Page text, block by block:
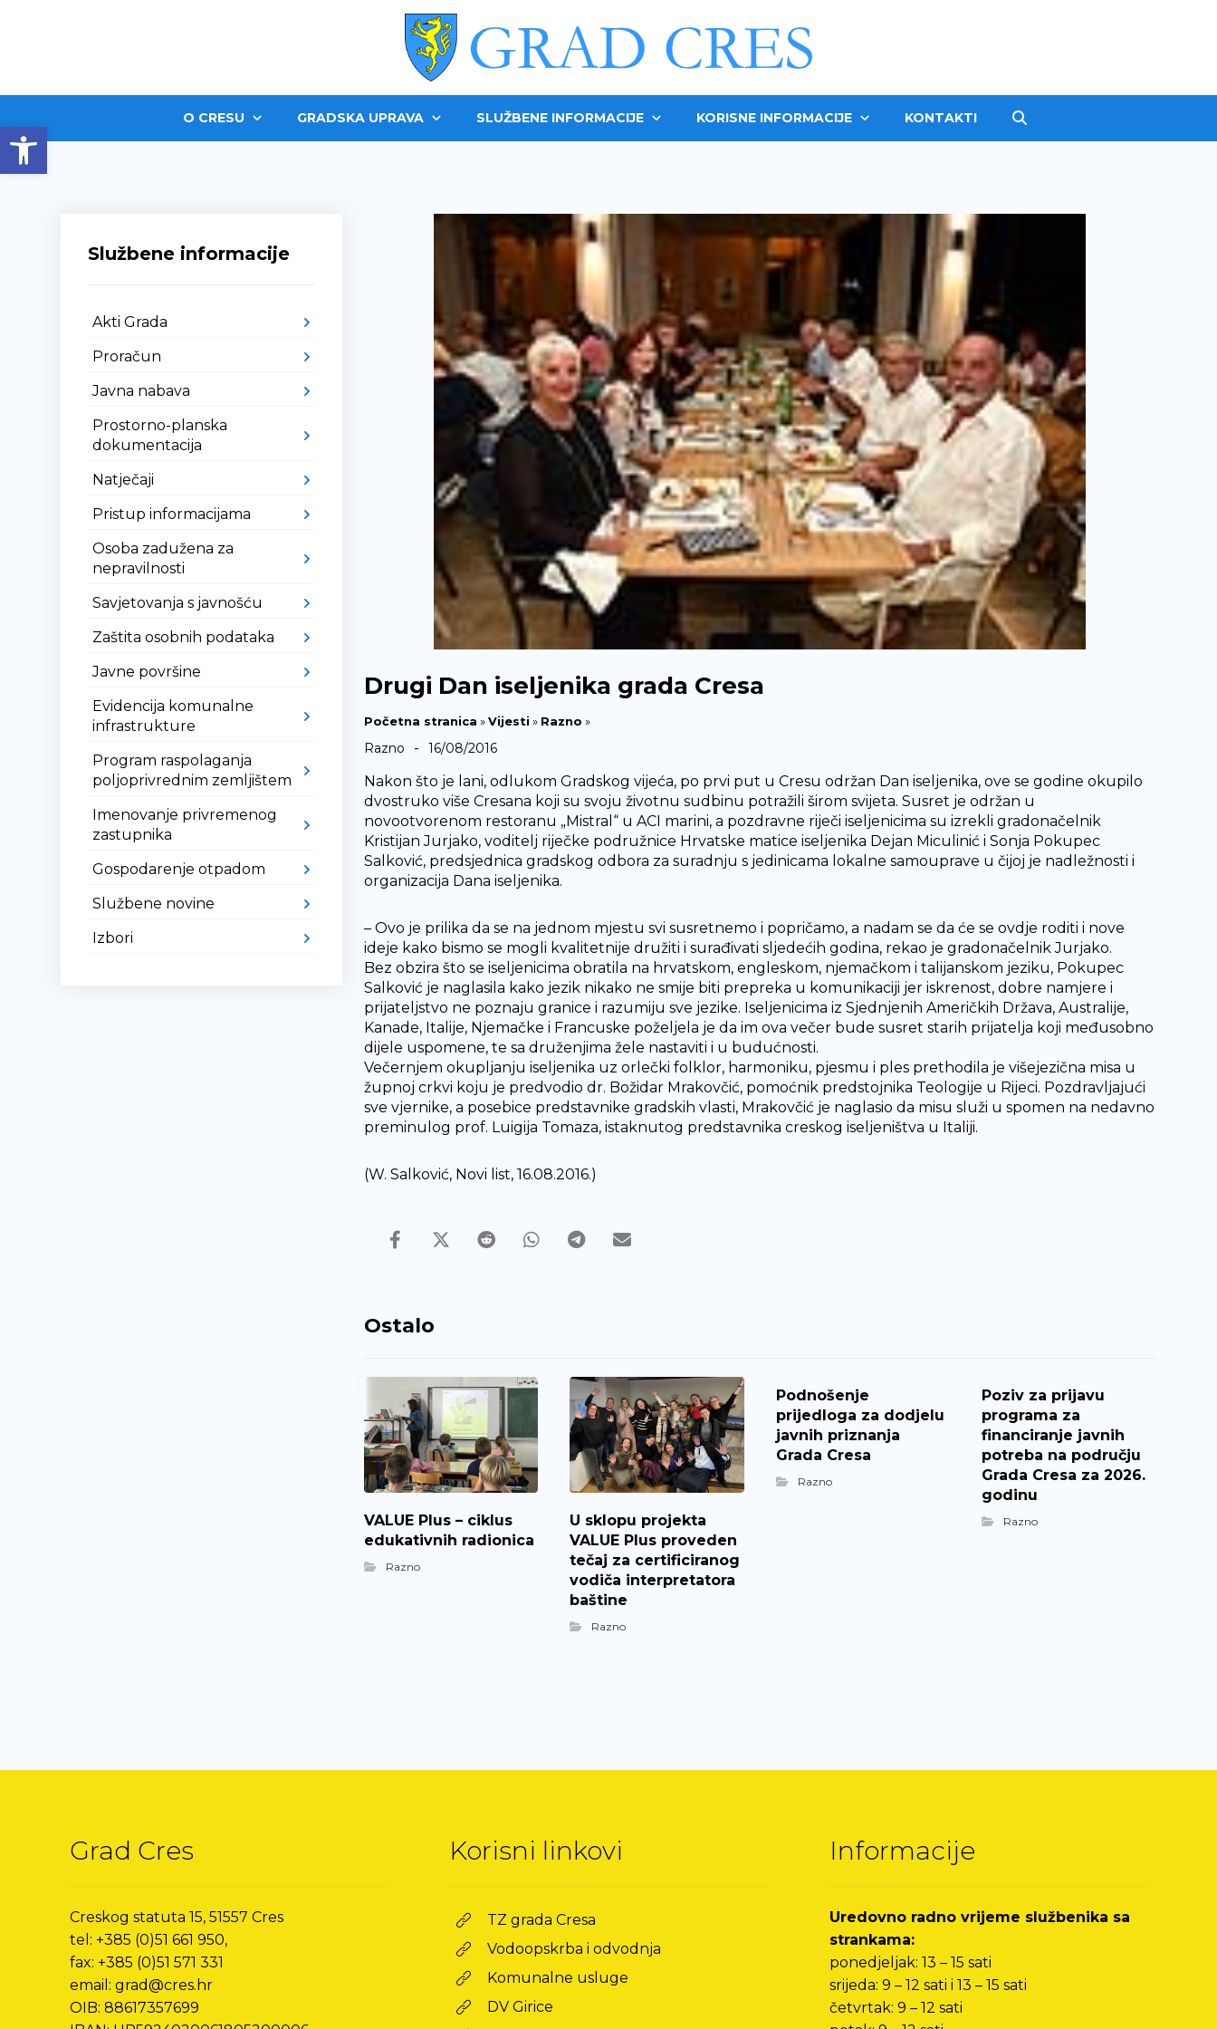
Open toolbarO CRESU GRADSKA UPRAVA SLUŽBENE INFORMACIJE KORISNE INFORMACIJE KONTAKTI
Drugi Dan iseljenika grada Cresa
Početna stranica »Vijesti » Razno »
Razno - 16/08/2016
Nakon što je lani, odlukom Gradskog vijeća, po prvi put u Cresu održan Dan iseljenika, ove se godine okupilo
dvostruko više Cresana koji su svoju životnu sudbinu potražili širom svijeta. Susret je održan u
novootvorenom restoranu „Mistral“ u ACI marini, a pozdravne riječi iseljenicima su izrekli gradonačelnik
Kristijan Jurjako, voditelj riječke podružnice Hrvatske matice iseljenika Dejan Miculinić i Sonja Pokupec
Salković, predsjednica gradskog odbora za suradnju s jedinicama lokalne samouprave u čijoj je nadležnosti i
organizacija Dana iseljenika.
– Ovo je prilika da se na jednom mjestu svi susretnemo i popričamo, a nadam se da će se ovdje roditi i nove
ideje kako bismo se mogli kvalitetnije družiti i surađivati sljedećih godina, rekao je gradonačelnik Jurjako.
Bez obzira što se iseljenicima obratila na hrvatskom, engleskom, njemačkom i talijanskom jeziku, Pokupec
Salković je naglasila kako jezik nikako ne smije biti prepreka u komunikaciji jer iskrenost, dobre namjere i
prijateljstvo ne poznaju granice i razumiju sve jezike. Iseljenicima iz Sjednjenih Američkih Država, Australije,
Kanade, Italije, Njemačke i Francuske poželjela je da im ova večer bude susret starih prijatelja koji međusobno
dijele uspomene, te sa druženjima žele nastaviti i u budućnosti.
Večernjem okupljanju iseljenika uz orlečki folklor, harmoniku, pjesmu i ples prethodila je višejezična misa u
župnoj crkvi koju je predvodio dr. Božidar Mrakovčić, pomoćnik predstojnika Teologije u Rijeci. Pozdravljajući
sve vjernike, a posebice predstavnike gradskih vlasti, Mrakovčić je naglasio da misu služi u spomen na nedavno
preminulog prof. Luigija Tomaza, istaknutog predstavnika creskog iseljeništva u Italiji.
(W. Salković, Novi list, 16.08.2016.)
Ostalo
VALUE Plus – ciklus
edukativnih radionica
Razno
U sklopu projekta
VALUE Plus proveden
tečaj za certificiranog
vodiča interpretatora
baštine
Razno
Podnošenje
prijedloga za dodjelu
javnih priznanja
Grada Cresa
Razno
Poziv za prijavu
programa za
financiranje javnih
potreba na području
Grada Cresa za 2026.
godinu
Razno
Službene informacije
Akti Grada
Proračun
Javna nabava
Prostorno-planska
dokumentacija
Natječaji
Pristup informacijama
Osoba zadužena za
nepravilnosti
Savjetovanja s javnošću
Zaštita osobnih podataka
Javne površine
Evidencija komunalne
infrastrukture
Program raspolaganja
poljoprivrednim zemljištem
Imenovanje privremenog
zastupnika
Gospodarenje otpadom
Službene novine
Izbori
Grad Cres
Creskog statuta 15, 51557 Cres
tel: +385 (0)51 661 950,
fax: +385 (0)51 571 331
email: grad@cres.hr
OIB: 88617357699
Korisni linkovi
TZ grada Cresa
Vodoopskrba i odvodnja
Komunalne usluge
DV Girice
Informacije
Uredovno radno vrijeme službenika sa
strankama:
ponedjeljak: 13 – 15 sati
srijeda: 9 – 12 sati i 13 – 15 sati
četvrtak: 9 – 12 sati